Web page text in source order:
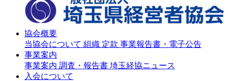
協会概要
当協会について 組織 定款 事業報告書・電子公告
事業案内
事業案内 調査・報告書 埼玉経協ニュース
入会について